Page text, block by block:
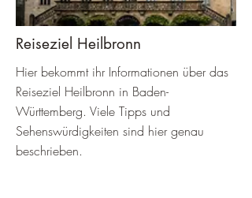
Reiseziel Heilbronn
Hier bekommt ihr Informationen über das
Reiseziel Heilbronn in Baden-
Württemberg. Viele Tipps und
Sehenswürdigkeiten sind hier genau
beschrieben.